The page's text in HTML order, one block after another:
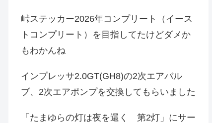
峠ステッカー2026年コンプリート（イース
トコンプリート）を目指してたけどダメか
もわかんね
インプレッサ2.0GT(GH8)の2次エアバル
ブ、2次エアポンプを交換してもらいました
「たまゆらの灯は夜を還く 第2灯」にサー